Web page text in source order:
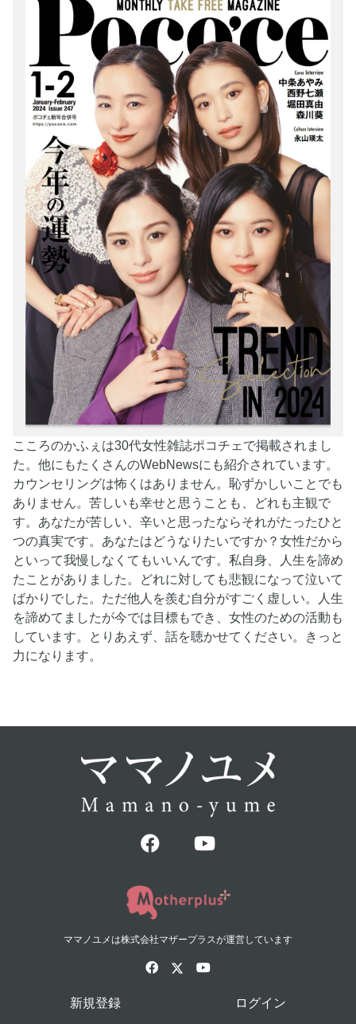
こころのかふぇは30代女性雑誌ポコチェで掲載されまし
た。他にもたくさんのWebNewsにも紹介されています。
カウンセリングは怖くはありません。恥ずかしいことでも
ありません。苦しいも幸せと思うことも、どれも主観で
す。あなたが苦しい、辛いと思ったならそれがたったひと
つの真実です。あなたはどうなりたいですか？女性だから
といって我慢しなくてもいいんです。私自身、人生を諦め
たことがありました。どれに対しても悲観になって泣いて
ばかりでした。ただ他人を羨む自分がすごく虚しい。人生
を諦めてましたが今では目標もでき、女性のための活動も
しています。とりあえず、話を聴かせてください。きっと
力になります。
ママノユメは株式会社マザープラスが運営しています
新規登録 ログイン